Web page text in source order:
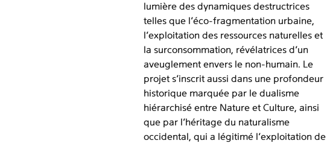
lumière des dynamiques destructrices
telles que l’éco-fragmentation urbaine,
l’exploitation des ressources naturelles et
la surconsommation, révélatrices d’un
aveuglement envers le non-humain. Le
projet s’inscrit aussi dans une profondeur
historique marquée par le dualisme
hiérarchisé entre Nature et Culture, ainsi
que par l’héritage du naturalisme
occidental, qui a légitimé l’exploitation de